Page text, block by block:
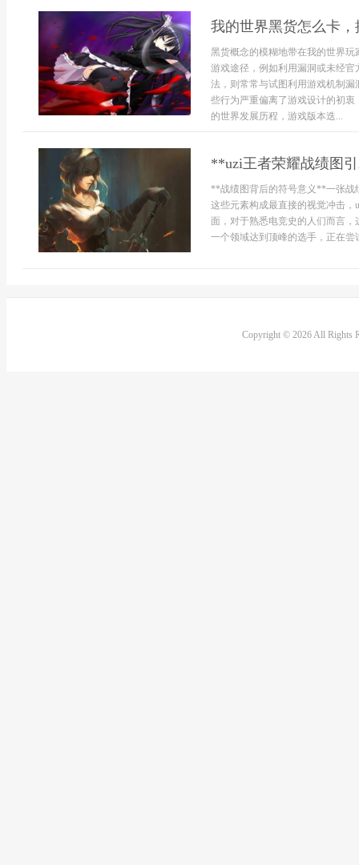
我的世界黑货怎么卡
黑货概念的模糊地带在我的世界
游戏途径，例如利用漏洞或未经
法，则常常与试图利用游戏机制
些行为严重偏离了游戏设计的初
的世界发展历程，游戏版本迭...
**uzi王者荣耀战绩图
**战绩图背后的符号意义**一张战
这些元素构成最直接的视觉冲击
面，对于熟悉电竞史的人们而言
一个领域达到顶峰的选手，正在
Copyright © 2026 All Rights